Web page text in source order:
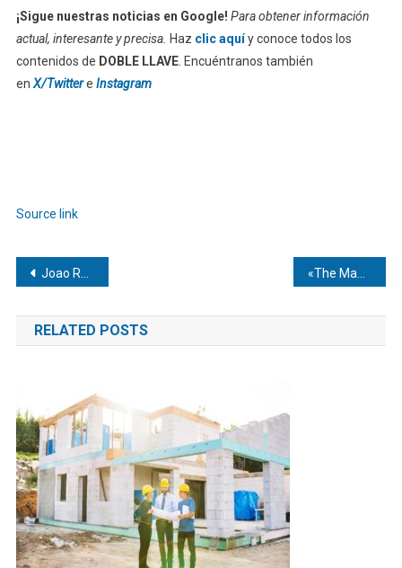
¡Sigue nuestras noticias en Google! Para obtener información
actual, interesante y precisa. Haz clic aquíy conoce todos los
contenidos de DOBLE LLAVE. Encuéntranos también
en X/Twittere Instagram
Source link
Navegación
de
entradas
Joao Rafael Silva Robertson | La carrera por el trono del fútbol: Una batalla generacional por el Balón de Oro 2026
RELATED POSTS